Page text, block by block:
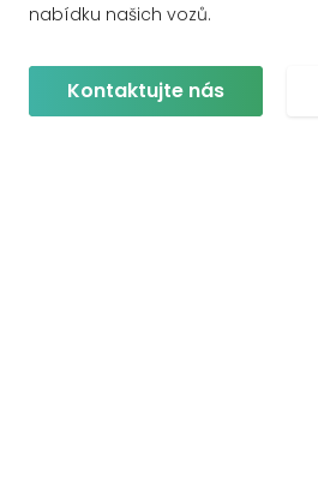
nabídku našich vozů.
Kontaktujte nás